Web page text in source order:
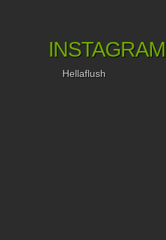
INSTAGRAM
Hellaflush